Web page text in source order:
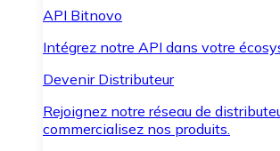
API Bitnovo
Intégrez notre API dans votre
Devenir Distributeur
Rejoignez notre réseau de
commercialisez nos produits.